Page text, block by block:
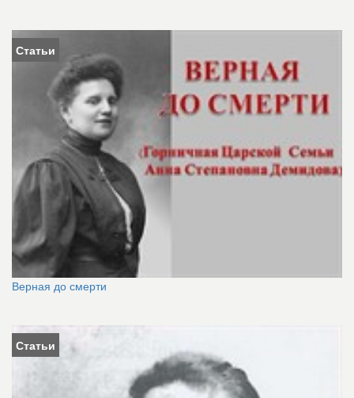
Статьи
Верная до смерти
Статьи